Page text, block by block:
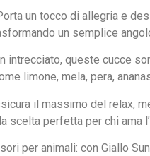
un tocco di allegria e
un semplice
intrecciato, queste cucce
limone, mela, pera,
il massimo del relax,
scelta perfetta per chi ama
per animali: con Giallo